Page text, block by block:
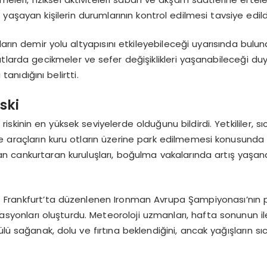
kişilerin durumlarının kontrol edilmesi tavsiye
demir yolu altyapısını etkileyebileceği uyarısında
gecikmeler ve sefer değişiklikleri yaşanabileceği
belirtti.
en yüksek seviyelerde olduğunu bildirdi. Yetkililer,
araçların kuru otların üzerine park edilmemesi
cankurtaran kuruluşları, boğulma vakalarında artış
düzenlenen Ironman Avrupa Şampiyonası’nın
oluşturdu. Meteoroloji uzmanları, hafta sonunun
sağanak, dolu ve fırtına beklendiğini, ancak yağışların